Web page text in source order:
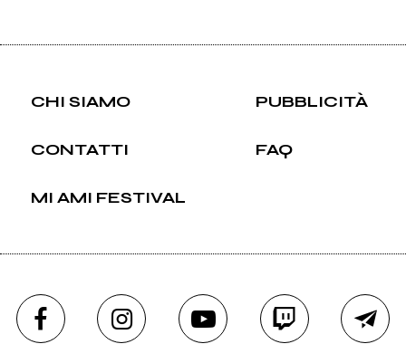
CHI SIAMO PUBBLICITÀ
CONTATTI FAQ
MI AMI FESTIVAL